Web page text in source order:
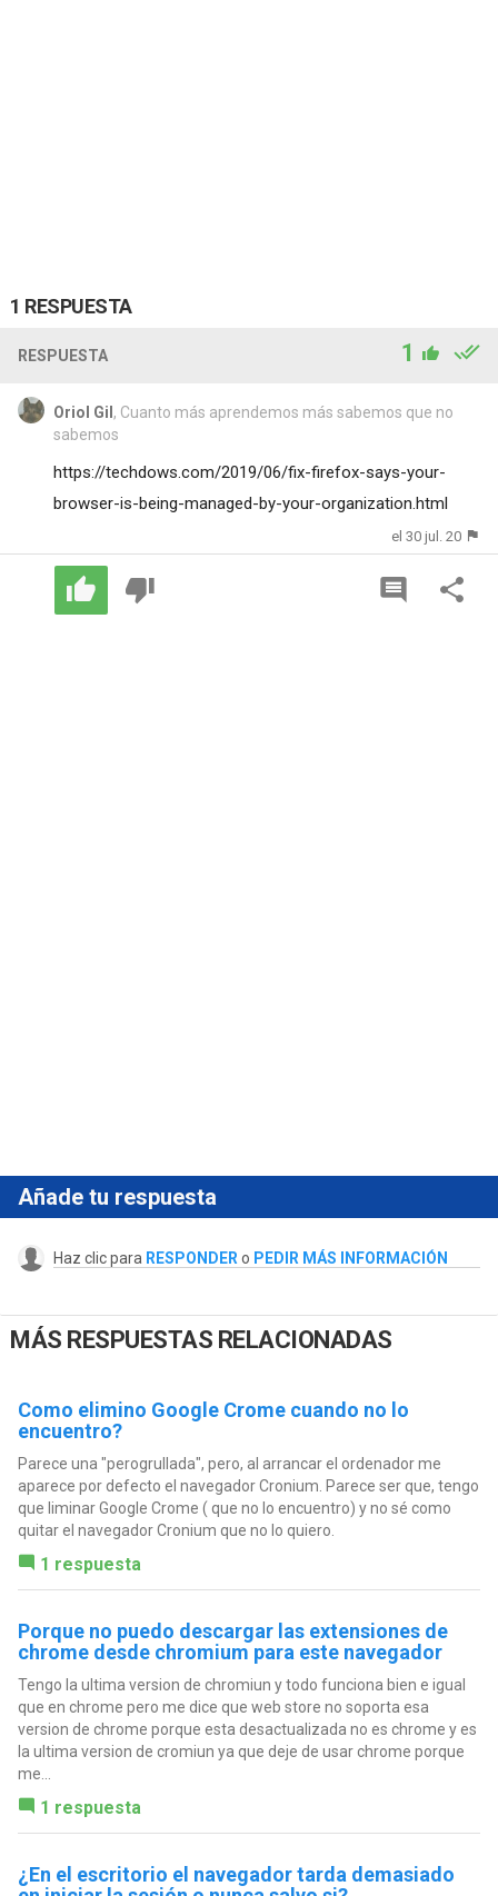
1 RESPUESTA
RESPUESTA 1
Oriol Gil , Cuanto más aprendemos más sabemos que no
sabemos
https://techdows.com/2019/06/fix-firefox-says-your-
browser-is-being-managed-by-your-organization.html
el 30 jul. 20
Añade tu respuesta
Haz clic para RESPONDER o PEDIR MÁS INFORMACIÓN
MÁS RESPUESTAS RELACIONADAS
Como elimino Google Crome cuando no lo
encuentro?
Parece una "perogrullada", pero, al arrancar el ordenador me
aparece por defecto el navegador Cronium. Parece ser que, tengo
que liminar Google Crome ( que no lo encuentro) y no sé como
quitar el navegador Cronium que no lo quiero.
1 respuesta
Porque no puedo descargar las extensiones de
chrome desde chromium para este navegador
Tengo la ultima version de chromiun y todo funciona bien e igual
que en chrome pero me dice que web store no soporta esa
version de chrome porque esta desactualizada no es chrome y es
la ultima version de cromiun ya que deje de usar chrome porque
me...
1 respuesta
¿En el escritorio el navegador tarda demasiado